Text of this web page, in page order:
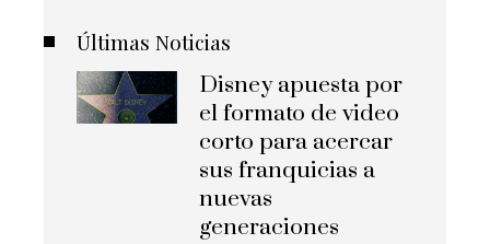
Últimas Noticias
Disney apuesta por
el formato de video
corto para acercar
sus franquicias a
nuevas
generaciones